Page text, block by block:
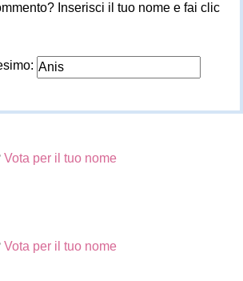
Inserisci il tuo nome e fai clic
Vota per il tuo nome
Vota per il tuo nome